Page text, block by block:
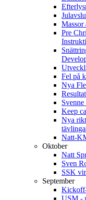
Massor
Pre
Fel på
Nya
Keep
Nya
Natt-
Oktober
Natt
Sven
SSK
September
USM -